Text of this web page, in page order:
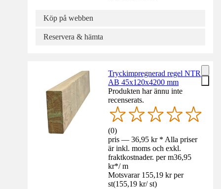
Köp på webben
Reservera & hämta
Tryckimpregnerad regel NTR
AB 45x120x4200 mm
Produkten har ännu inte
recenserats.
(0)
pris — 36,95 kr * Alla priser
är inkl. moms och exkl.
fraktkostnader. per m36,95
kr*/ m
Motsvarar 155,19 kr per
st(155,19 kr/ st)